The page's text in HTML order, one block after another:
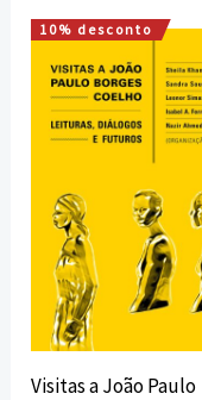
10% desconto
Visitas a João Paulo
O
preço
original
era:
16,80 €.
O
preço
atual
15,12